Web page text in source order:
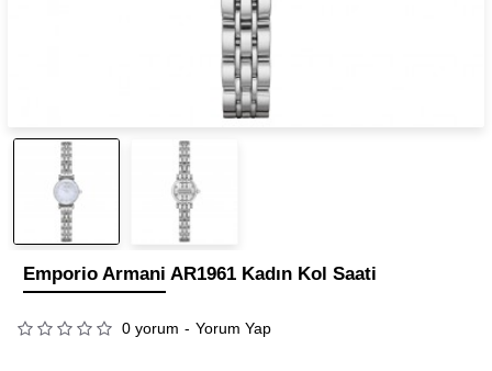
Emporio Armani AR1961 Kadın Kol Saati
0 yorum - Yorum Yap